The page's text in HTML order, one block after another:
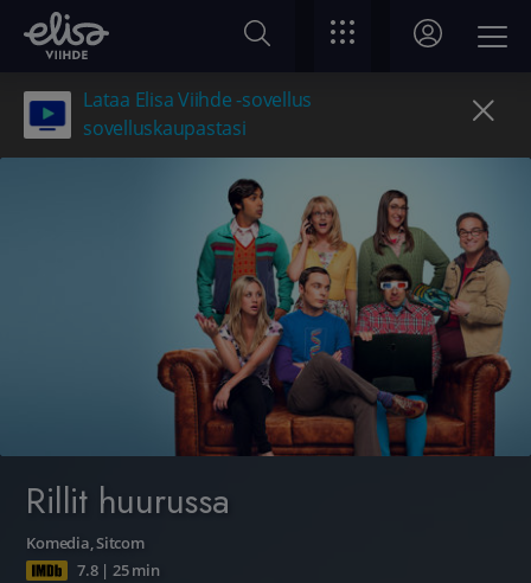
Lataa Elisa Viihde -sovellus
sovelluskaupastasi
Rillit huurussa
Komedia,Sitcom
7.8| 25 min